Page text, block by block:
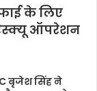
के लिए
ऑपरेशन
बृजेश सिंह ने